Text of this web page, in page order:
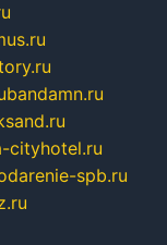
bandamn.ru
cityhotel.ru
spb.ru